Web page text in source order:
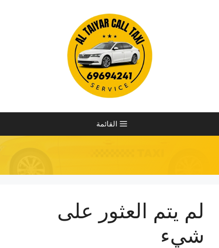
القائمة
لم يتم العثور على
شيء